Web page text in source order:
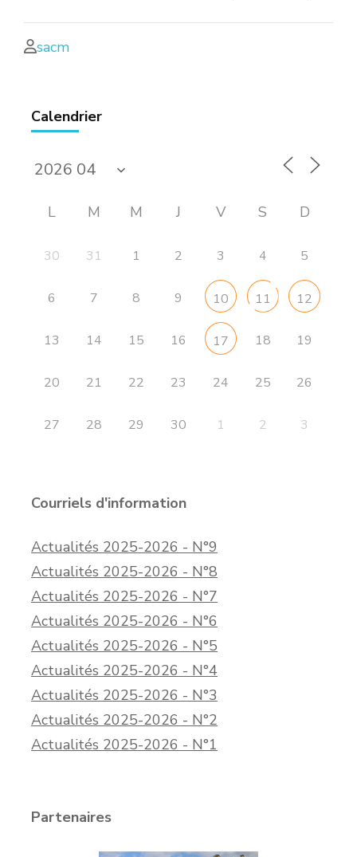
sacm
Calendrier
L M M J V S D
30 31 1 2 3 4 5
6 7 8 9 10 11 12
13 14 15 16 17 18 19
20 21 22 23 24 25 26
27 28 29 30 1 2 3
Courriels d'information
Actualités 2025-2026 - N°9
Actualités 2025-2026 - N°8
Actualités 2025-2026 - N°7
Actualités 2025-2026 - N°6
Actualités 2025-2026 - N°5
Actualités 2025-2026 - N°4
Actualités 2025-2026 - N°3
Actualités 2025-2026 - N°2
Actualités 2025-2026 - N°1
Partenaires